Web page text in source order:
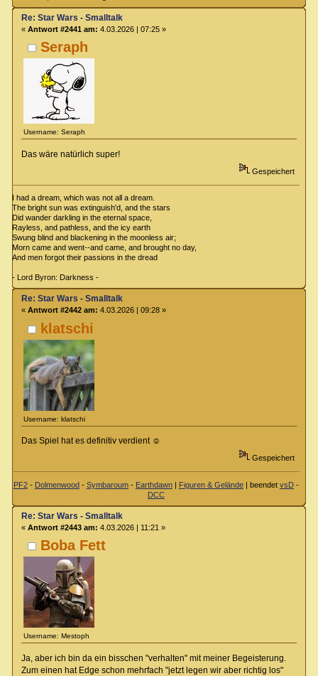
Seraph
Username: Seraph
Re: Star Wars - Smalltalk
« Antwort #2441 am: 4.03.2026 | 07:25 »
Das wäre natürlich super!
Gespeichert
I had a dream, which was not all a dream.
The bright sun was extinguish'd, and the stars
Did wander darkling in the eternal space,
Rayless, and pathless, and the icy earth
Swung blind and blackening in the moonless air;
Morn came and went--and came, and brought no day,
And men forgot their passions in the dread
- Lord Byron: Darkness -
klatschi
Username: klatschi
Re: Star Wars - Smalltalk
« Antwort #2442 am: 4.03.2026 | 09:28 »
Das Spiel hat es definitiv verdient ☺️
Gespeichert
PF2- Dolmenwood- Symbaroum- Earthdawn| Figuren & Gelände| beendet vsD-
DCC
Boba Fett
Username: Mestoph
Re: Star Wars - Smalltalk
« Antwort #2443 am: 4.03.2026 | 11:21 »
Ja, aber ich bin da ein bisschen "verhalten" mit meiner Begeisterung.
Zum einen hat Edge schon mehrfach "jetzt legen wir aber richtig los"